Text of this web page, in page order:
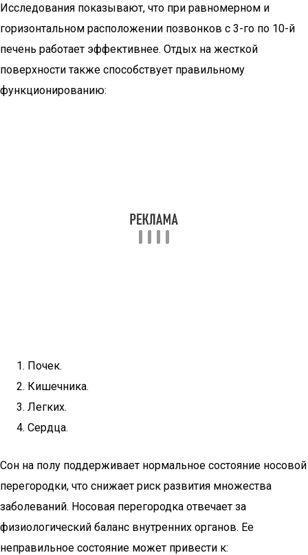
Исследования показывают, что при равномерном и
горизонтальном расположении позвонков с 3-го по 10-й
печень работает эффективнее. Отдых на жесткой
поверхности также способствует правильному
функционированию:
Почек.
Кишечника.
Легких.
Сердца.
Сон на полу поддерживает нормальное состояние носовой
перегородки, что снижает риск развития множества
заболеваний. Носовая перегородка отвечает за
физиологический баланс внутренних органов. Ее
неправильное состояние может привести к: